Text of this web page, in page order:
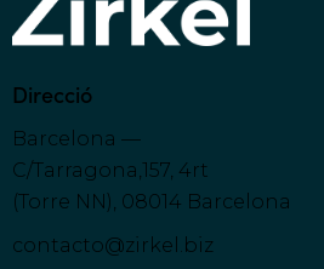
Direcció
Barcelona —
C/Tarragona,157, 4rt
(Torre NN), 08014 Barcelona
contacto@zirkel.biz